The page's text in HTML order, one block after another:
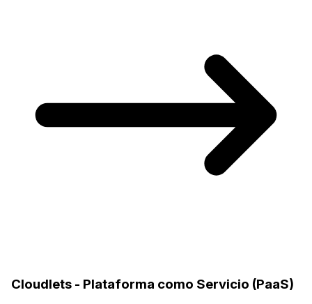
Cloudlets - Plataforma como Servicio (PaaS)